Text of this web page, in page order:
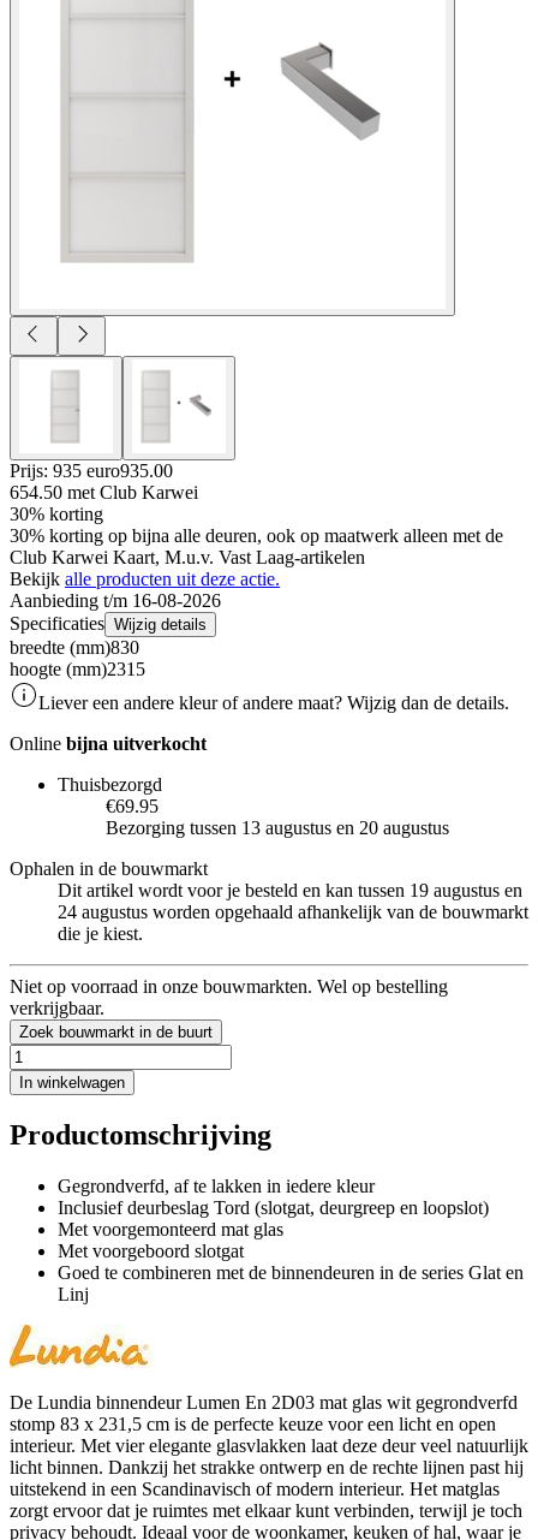
Prijs: 935 euro935.00
654.50 met Club Karwei
30% korting
30% korting op bijna alle deuren, ook op maatwerk alleen met de
Club Karwei Kaart, M.u.v. Vast Laag-artikelen
Bekijk alle producten uit deze actie.
Aanbieding t/m 16-08-2026
Specificaties Wijzig details
breedte (mm)830
hoogte (mm)2315
Liever een andere kleur of andere maat? Wijzig dan de details.
Online bijna uitverkocht
Thuisbezorgd
€69.95
Bezorging tussen 13 augustus en 20 augustus
Ophalen in de bouwmarkt
Dit artikel wordt voor je besteld en kan tussen 19 augustus en
24 augustus worden opgehaald afhankelijk van de bouwmarkt
die je kiest.
Niet op voorraad in onze bouwmarkten. Wel op bestelling
verkrijgbaar.
Zoek bouwmarkt in de buurt
In winkelwagen
Productomschrijving
Gegrondverfd, af te lakken in iedere kleur
Inclusief deurbeslag Tord (slotgat, deurgreep en loopslot)
Met voorgemonteerd mat glas
Met voorgeboord slotgat
Goed te combineren met de binnendeuren in de series Glat en
Linj
De Lundia binnendeur Lumen En 2D03 mat glas wit gegrondverfd
stomp 83 x 231,5 cm is de perfecte keuze voor een licht en open
interieur. Met vier elegante glasvlakken laat deze deur veel natuurlijk
licht binnen. Dankzij het strakke ontwerp en de rechte lijnen past hij
uitstekend in een Scandinavisch of modern interieur. Het matglas
zorgt ervoor dat je ruimtes met elkaar kunt verbinden, terwijl je toch
privacy behoudt. Ideaal voor de woonkamer, keuken of hal, waar je